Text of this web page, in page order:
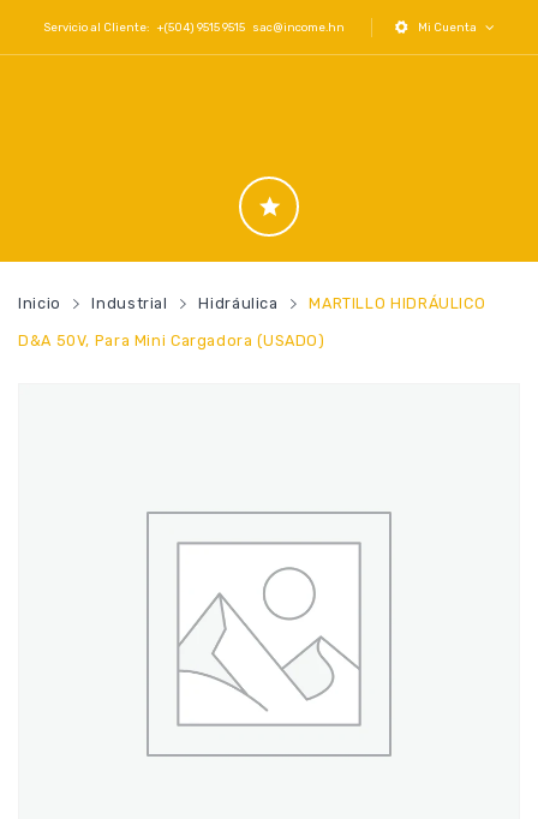
Servicio al Cliente: +(504) 9515 9515 sac@income.hn Mi Cuenta
Inicio Industrial Hidráulica MARTILLO HIDRÁULICO
D&A 50V, Para Mini Cargadora (USADO)